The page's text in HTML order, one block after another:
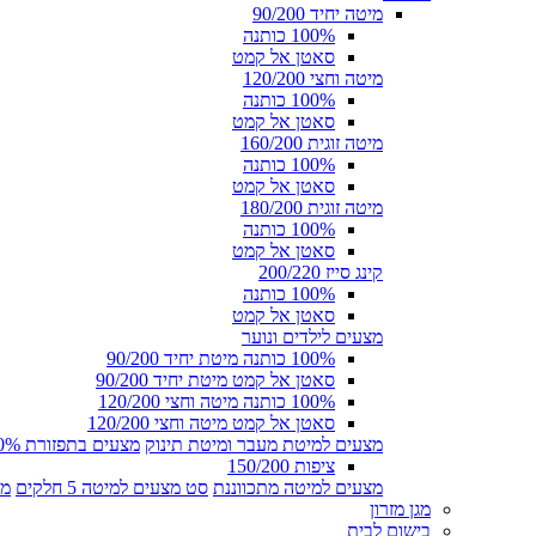
מיטה יחיד 90/200
100% כותנה
סאטן אל קמט
מיטה וחצי 120/200
100% כותנה
סאטן אל קמט
מיטה זוגית 160/200
100% כותנה
סאטן אל קמט
מיטה זוגית 180/200
100% כותנה
סאטן אל קמט
קינג סייז 200/220
100% כותנה
סאטן אל קמט
מצעים לילדים ונוער
100% כותנה מיטת יחיד 90/200
סאטן אל קמט מיטת יחיד 90/200
100% כותנה מיטה וחצי 120/200
סאטן אל קמט מיטה וחצי 120/200
מצעים למיטת מעבר ומיטת תינוק מצעים בתפזורת 100% כותנה
ציפות 150/200
מצעים למיטה מתכווננת סט מצעים למיטה 5 חלקים
מגן מזרון
בישום לבית